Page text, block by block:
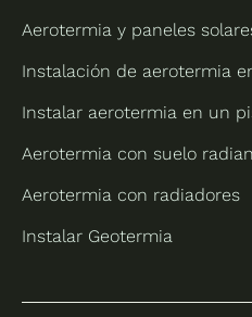
Aerotermia y paneles
Instalación de aerotermia
Instalar aerotermia en un
Aerotermia con suelo
Aerotermia con radiadores
Instalar Geotermia